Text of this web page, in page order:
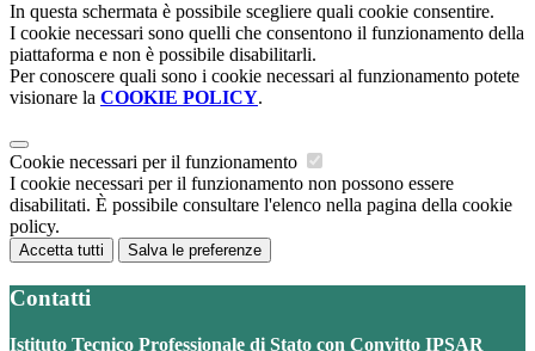
In questa schermata è possibile scegliere quali cookie consentire.
I cookie necessari sono quelli che consentono il funzionamento della
piattaforma e non è possibile disabilitarli.
Per conoscere quali sono i cookie necessari al funzionamento potete
visionare la COOKIE POLICY.
Cookie necessari per il funzionamento
I cookie necessari per il funzionamento non possono essere
disabilitati. È possibile consultare l'elenco nella pagina della cookie
policy.
Accetta tutti Salva le preferenze
Contatti
Istituto Tecnico Professionale di Stato con Convitto IPSAR